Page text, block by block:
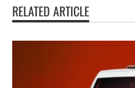
RELATED ARTICLE